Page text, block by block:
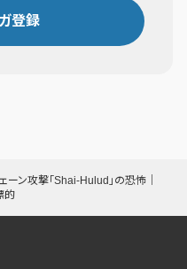
登録
ーン攻撃「Shai-Hulud」の恐怖｜
的